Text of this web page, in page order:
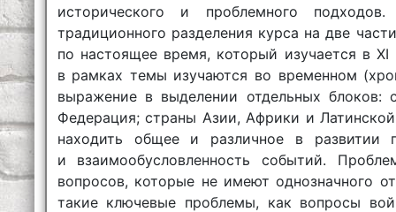
исторического и проблемного
традиционного разделения курса на две
по настоящее время, который изучается в
в рамках темы изучаются во временном
выражение в выделении отдельных
Федерация; страны Азии, Африки и
находить общее и различное в развитии
и взаимообусловленность событий.
вопросов, которые не имеют однозначного
такие ключевые проблемы, как вопросы